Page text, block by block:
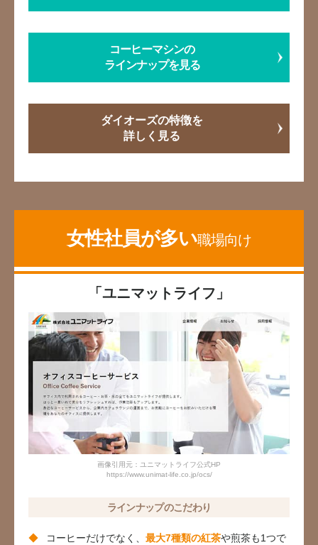
コーヒーマシンの
ラインナップを見る
ダイオーズの特徴を
詳しく見る
女性社員が多い職場向け
「ユニマットライフ」
画像引用元：ユニマットライフ公式HP
https://www.unimat-life.co.jp/ocs/
ラインナップのこだわり
コーヒーだけでなく、 最大7種類の紅茶や煎茶も1つで